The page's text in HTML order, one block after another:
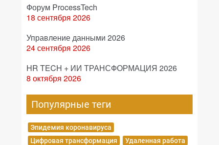
Форум ProcessTech
18 сентября 2026
Управление данными 2026
24 сентября 2026
HR TECH + ИИ ТРАНСФОРМАЦИЯ 2026
8 октября 2026
Популярные теги
Эпидемия коронавируса
Цифровая трансформация
Удаленная работа